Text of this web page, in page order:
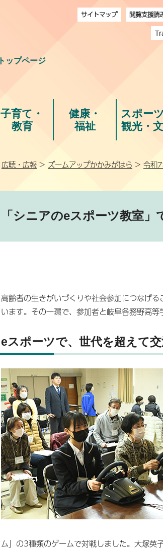
トップページ
サイトマップ 閲覧支援読
子育て・
教育
健康・
福祉
スポー
観光・
広聴・広報 > ズームアップかかみがはら > 令和
「シニアのeスポーツ教室」
高齢者の生きがいづくりや社会参加につなげ
います。その一環で、参加者と岐阜各務野高
eスポーツで、世代を超えて
ム」の3種類のゲームで対戦しました。大塚英